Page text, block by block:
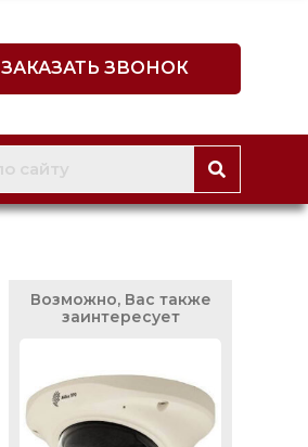
ЗАКАЗАТЬ ЗВОНОК
Возможно, Вас также
заинтересует